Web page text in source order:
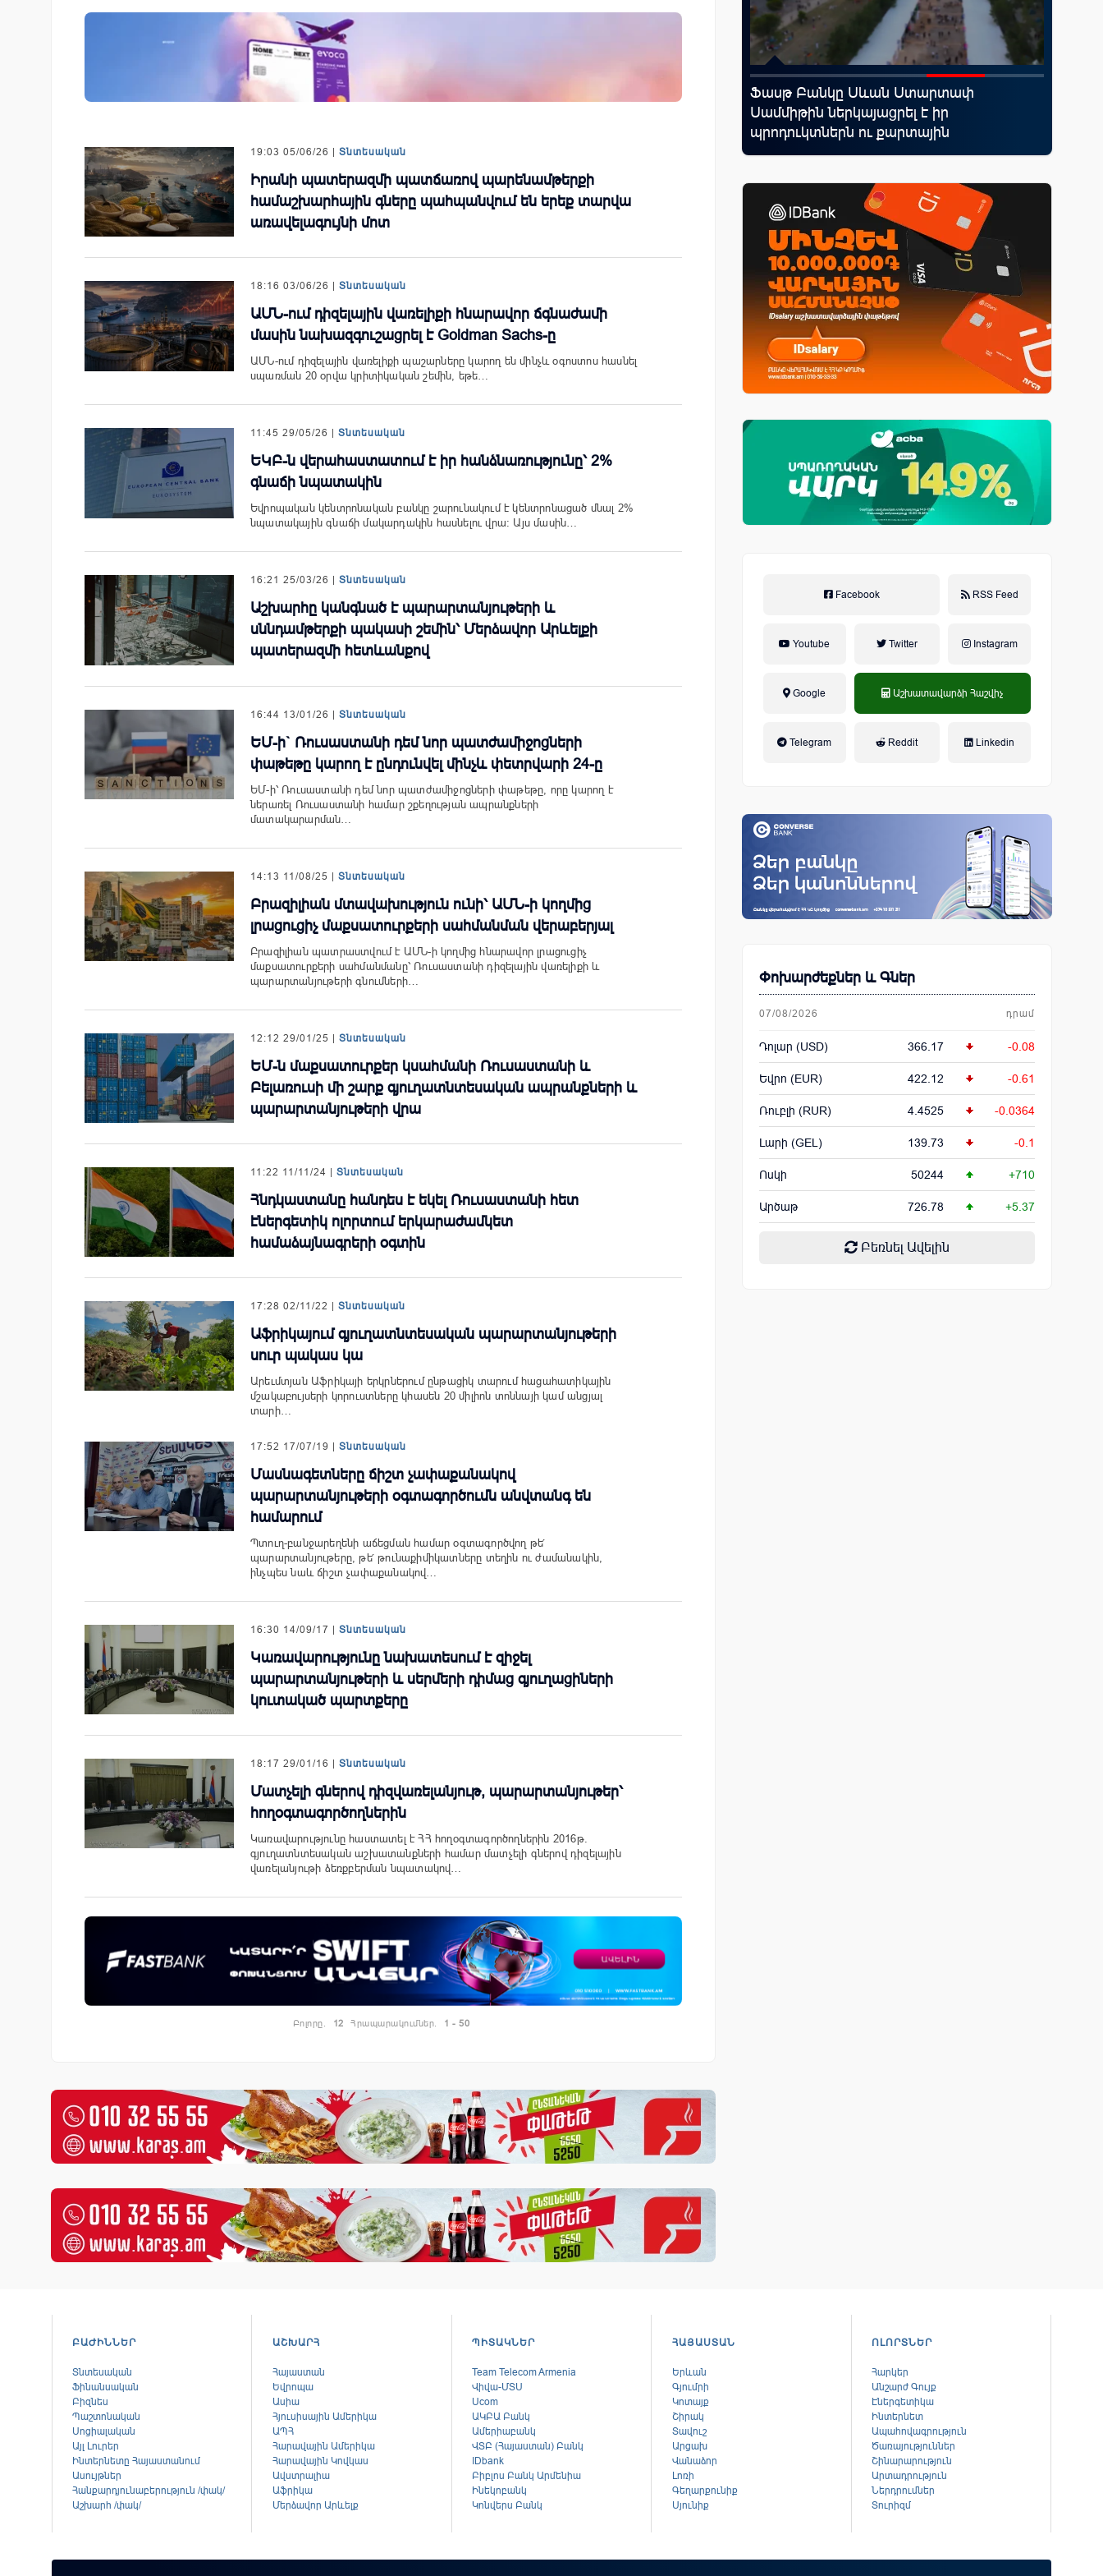
19:03 05/06/26 | Տնտեսական
Իրանի պատերազմի պատճառով պարենամթերքի
համաշխարհային գները պահպանվում են երեք տարվա
առավելագույնի մոտ
18:16 03/06/26 | Տնտեսական
ԱՄՆ-ում դիզելային վառելիքի հնարավոր ճգնաժամի
մասին նախազգուշացրել է Goldman Sachs-ը
ԱՄՆ-ում դիզելային վառելիքի պաշարները կարող են մինչև օգոստոս հասնել
սպառման 20 օրվա կրիտիկական շեմին, եթե…
11:45 29/05/26 | Տնտեսական
ԵԿԲ-ն վերահաստատում է իր հանձնառությունը՝ 2%
գնաճի նպատակին
Եվրոպական կենտրոնական բանկը շարունակում է կենտրոնացած մնալ 2%
նպատակային գնաճի մակարդակին հասնելու վրա: Այս մասին…
16:21 25/03/26 | Տնտեսական
Աշխարհը կանգնած է պարարտանյութերի և
սննդամթերքի պակասի շեմին՝ Մերձավոր Արևելքի
պատերազմի հետևանքով
16:44 13/01/26 | Տնտեսական
ԵՄ-ի` Ռուսաստանի դեմ նոր պատժամիջոցների
փաթեթը կարող է ընդունվել մինչև փետրվարի 24-ը
ԵՄ-ի՝ Ռուսաստանի դեմ նոր պատժամիջոցների փաթեթը, որը կարող է
ներառել Ռուսաստանի համար շքեղության ապրանքների
մատակարարման…
14:13 11/08/25 | Տնտեսական
Բրազիլիան մտավախություն ունի՝ ԱՄՆ-ի կողմից
լրացուցիչ մաքսատուրքերի սահմանման վերաբերյալ
Բրազիլիան պատրաստվում է ԱՄՆ-ի կողմից հնարավոր լրացուցիչ
մաքսատուրքերի սահմանմանը՝ Ռուսաստանի դիզելային վառելիքի և
պարարտանյութերի գնումների…
12:12 29/01/25 | Տնտեսական
ԵՄ-ն մաքսատուրքեր կսահմանի Ռուսաստանի և
Բելառուսի մի շարք գյուղատնտեսական ապրանքների և
պարարտանյութերի վրա
11:22 11/11/24 | Տնտեսական
Հնդկաստանը հանդես է եկել Ռուսաստանի հետ
էներգետիկ ոլորտում երկարաժամկետ
համաձայնագրերի օգտին
17:28 02/11/22 | Տնտեսական
Աֆրիկայում գյուղատնտեսական պարարտանյութերի
սուր պակաս կա
Արեւմտյան Աֆրիկայի երկրներում ընթացիկ տարում հացահատիկային
մշակաբույսերի կորուստները կհասեն 20 միլիոն տոննայի կամ անցյալ
տարի…
17:52 17/07/19 | Տնտեսական
Մասնագետները ճիշտ չափաքանակով
պարարտանյութերի օգտագործումն անվտանգ են
համարում
Պտուղ-բանջարեղենի աճեցման համար օգտագործվող թե՛
պարարտանյութերը, թե՛ թունաքիմիկատները տեղին ու ժամանակին,
ինչպես նաև ճիշտ չափաքանակով…
16:30 14/09/17 | Տնտեսական
Կառավարությունը նախատեսում է զիջել
պարարտանյութերի և սերմերի դիմաց գյուղացիների
կուտակած պարտքերը
18:17 29/01/16 | Տնտեսական
Մատչելի գներով դիզվառելանյութ, պարարտանյութեր՝
հողօգտագործողներին
Կառավարությունը հաստատել է ՀՀ հողօգտագործողներին 2016թ.
գյուղատնտեսական աշխատանքների համար մատչելի գներով դիզելային
վառելանյութի ձեռքբերման նպատակով…
Բոլորը. 12 Հրապարակումներ. 1 - 50
Ucom-ի աջակցությամբ ներկայացվեց
«Շտապ հաստատեք քարտի տվյալները»․
Ֆասթ Բանկը Սևան Ստարտափ
Սամմիթին ներկայացրել է իր
պրոդուկտներն ու քարտային
առաջարկները
Facebook RSS Feed
Youtube Twitter Instagram
Google Աշխատավարձի Հաշվիչ
Telegram Reddit Linkedin
Փոխարժեքներ և Գներ
07/08/2026 դրամ
Դոլար (USD) 366.17 -0.08
Եվրո (EUR) 422.12 -0.61
Ռուբլի (RUR) 4.4525 -0.0364
Լարի (GEL) 139.73 -0.1
Ոսկի 50244 +710
Արծաթ 726.78 +5.37
Բեռնել Ավելին
ԲԱԺԻՆՆԵՐ
Տնտեսական
Ֆինանսական
Բիզնես
Պաշտոնական
Սոցիալական
Այլ Լուրեր
Ինտերնետը Հայաստանում
Ասույթներ
Հանքարդյունաբերություն /փակ/
Աշխարհ /փակ/
ԱՇԽԱՐՀ
Հայաստան
Եվրոպա
Ասիա
Հյուսիսային Ամերիկա
ԱՊՀ
Հարավային Ամերիկա
Հարավային Կովկաս
Ավստրալիա
Աֆրիկա
Մերձավոր Արևելք
ՊԻՏԱԿՆԵՐ
Team Telecom Armenia
Վիվա-ՄՏՍ
Ucom
ԱԿԲԱ Բանկ
Ամերիաբանկ
ՎՏԲ (Հայաստան) Բանկ
IDbank
Բիբլոս Բանկ Արմենիա
Ինեկոբանկ
Կոնվերս Բանկ
ՀԱՅԱՍՏԱՆ
Երևան
Գյումրի
Կոտայք
Շիրակ
Տավուշ
Արցախ
Վանաձոր
Լոռի
Գեղարքունիք
Սյունիք
ՈԼՈՐՏՆԵՐ
Հարկեր
Անշարժ Գույք
Էներգետիկա
Ինտերնետ
Ապահովագրություն
Ծառայություններ
Շինարարություն
Արտադրություն
Ներդրումներ
Տուրիզմ